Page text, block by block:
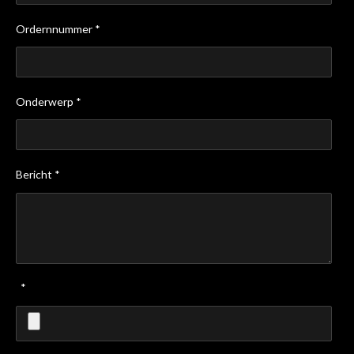
Ordernnummer *
Onderwerp *
Bericht *
*